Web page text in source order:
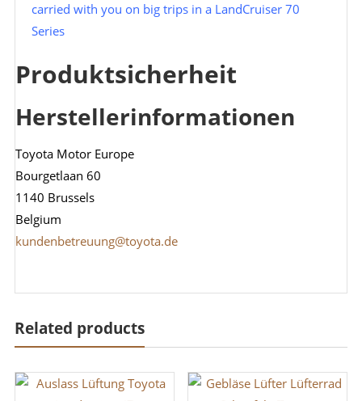
carried with you on big trips in a LandCruiser 70
Series
Produktsicherheit
Herstellerinformationen
Toyota Motor Europe
Bourgetlaan 60
1140 Brussels
Belgium
kundenbetreuung@toyota.de
Related products